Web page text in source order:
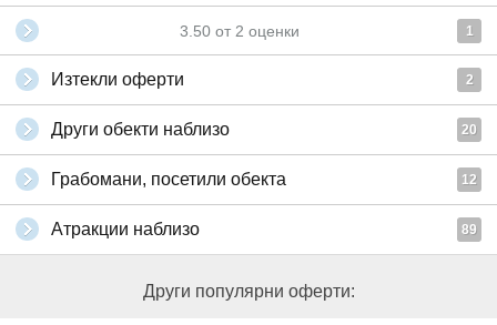
3.50 от 2 оценки 1
Изтекли оферти 2
Други обекти наблизо 20
Грабомани, посетили обекта 12
Атракции наблизо 89
Други популярни оферти: